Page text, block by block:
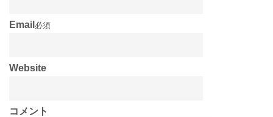
Email 必須
Website
コメント